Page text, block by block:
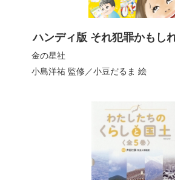
ハンディ版 それ犯罪かもし
金の星社
小島洋祐監修／小豆だるま 絵